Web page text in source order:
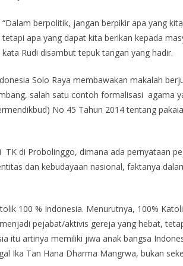
“Dalam berpolitik, jangan berpikir apa yang
tetapi apa yang dapat kita berikan kepada
kata Rudi disambut tepuk tangan yang hadir.
Solo Raya membawakan makalah
salah satu contoh formalisasi agama
No 45 Tahun 2014 tentang
di Probolinggo, dimana ada pernyataan
dan kebudayaan nasional, faktanya
100 % Indonesia. Menurutnya, 100%
pejabat/aktivis gereja yang hebat,
itu artinya memiliki jiwa anak bangsa
Ika Tan Hana Dharma Mangrwa, bukan